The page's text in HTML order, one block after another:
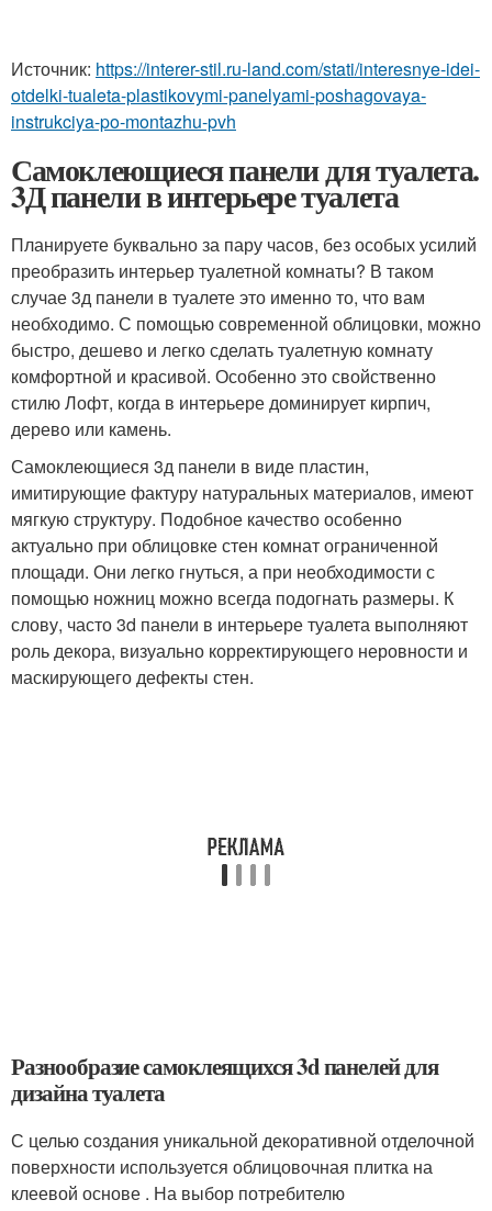
Источник: https://interer-stil.ru-land.com/stati/interesnye-idei-
otdelki-tualeta-plastikovymi-panelyami-poshagovaya-
instrukciya-po-montazhu-pvh
Самоклеющиеся панели для туалета.
3Д панели в интерьере туалета
Планируете буквально за пару часов, без особых усилий
преобразить интерьер туалетной комнаты? В таком
случае 3д панели в туалете это именно то, что вам
необходимо. С помощью современной облицовки, можно
быстро, дешево и легко сделать туалетную комнату
комфортной и красивой. Особенно это свойственно
стилю Лофт, когда в интерьере доминирует кирпич,
дерево или камень.
Самоклеющиеся 3д панели в виде пластин,
имитирующие фактуру натуральных материалов, имеют
мягкую структуру. Подобное качество особенно
актуально при облицовке стен комнат ограниченной
площади. Они легко гнуться, а при необходимости с
помощью ножниц можно всегда подогнать размеры. К
слову, часто 3d панели в интерьере туалета выполняют
роль декора, визуально корректирующего неровности и
маскирующего дефекты стен.
Разнообразие самоклеящихся 3d панелей для
дизайна туалета
С целью создания уникальной декоративной отделочной
поверхности используется облицовочная плитка на
клеевой основе . На выбор потребителю